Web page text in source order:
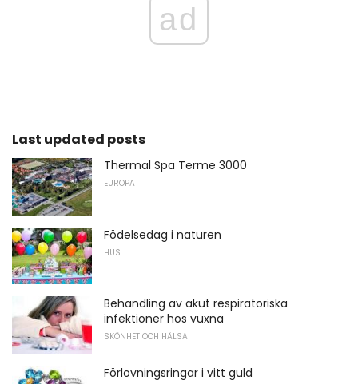
ad
Last updated posts
Thermal Spa Terme 3000
EUROPA
Födelsedag i naturen
HUS
Behandling av akut respiratoriska
infektioner hos vuxna
SKÖNHET OCH HÄLSA
Förlovningsringar i vitt guld